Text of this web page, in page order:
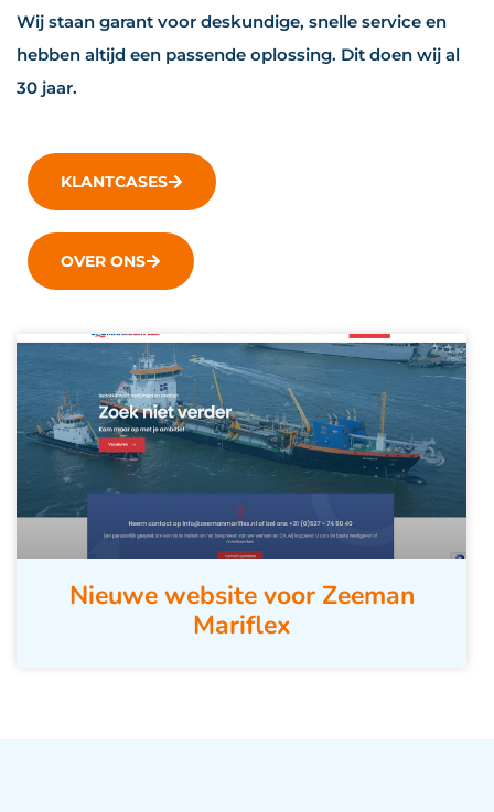
Nieuwe website voor Zeeman
Mariflex
Wij staan garant voor deskundige, snelle service en
hebben altijd een passende oplossing. Dit doen wij al
30 jaar.
KLANTCASES
OVER ONS